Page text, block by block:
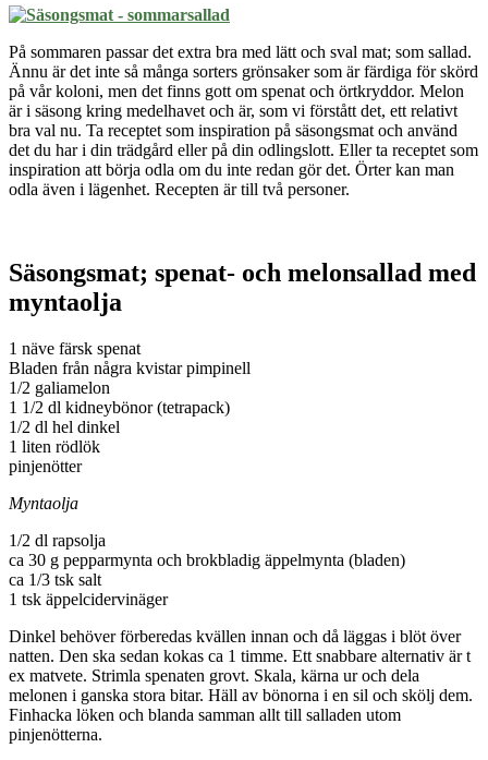
På sommaren passar det extra bra med lätt och sval mat; som sallad.
Ännu är det inte så många sorters grönsaker som är färdiga för skörd
på vår koloni, men det finns gott om spenat och örtkryddor. Melon
är i säsong kring medelhavet och är, som vi förstått det, ett relativt
bra val nu. Ta receptet som inspiration på säsongsmat och använd
det du har i din trädgård eller på din odlingslott. Eller ta receptet som
inspiration att börja odla om du inte redan gör det. Örter kan man
odla även i lägenhet. Recepten är till två personer.
Säsongsmat; spenat- och melonsallad med
myntaolja
1 näve färsk spenat
Bladen från några kvistar pimpinell
1/2 galiamelon
1 1/2 dl kidneybönor (tetrapack)
1/2 dl hel dinkel
1 liten rödlök
pinjenötter
Myntaolja
1/2 dl rapsolja
ca 30 g pepparmynta och brokbladig äppelmynta (bladen)
ca 1/3 tsk salt
1 tsk äppelcidervinäger
Dinkel behöver förberedas kvällen innan och då läggas i blöt över
natten. Den ska sedan kokas ca 1 timme. Ett snabbare alternativ är t
ex matvete. Strimla spenaten grovt. Skala, kärna ur och dela
melonen i ganska stora bitar. Häll av bönorna i en sil och skölj dem.
Finhacka löken och blanda samman allt till salladen utom
pinjenötterna.